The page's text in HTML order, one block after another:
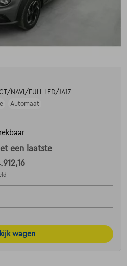
NAVI/FULL LED/JA17
Automaat
een laatste
wagen